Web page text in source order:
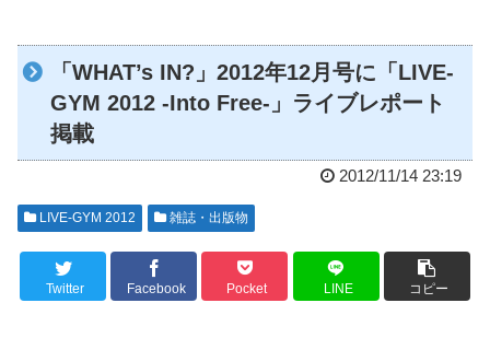
「WHAT’s IN?」2012年12月号に「LIVE-
GYM 2012 -Into Free-」ライブレポート
掲載
2012/11/14 23:19
LIVE-GYM 2012 雑誌・出版物
Twitter Facebook Pocket LINE コピー